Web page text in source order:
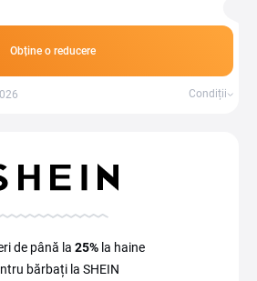
Obține o reducere
Condiții
de până la 25%la haine
bărbați la SHEIN